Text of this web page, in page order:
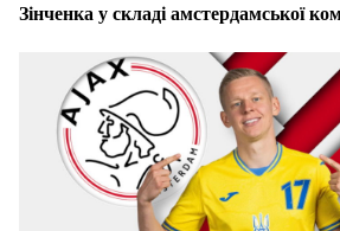
Зінченка у складі амстердамської